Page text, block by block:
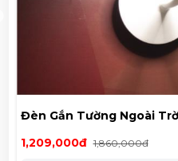
Đèn Gắn Tường Ngoài
Vàng
1,209,000đ 1,860,000đ